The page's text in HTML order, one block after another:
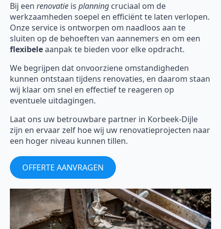
Bij een renovatie is planning cruciaal om de
werkzaamheden soepel en efficiënt te laten verlopen.
Onze service is ontworpen om naadloos aan te
sluiten op de behoeften van aannemers en om een
flexibeleaanpak te bieden voor elke opdracht.
We begrijpen dat onvoorziene omstandigheden
kunnen ontstaan tijdens renovaties, en daarom staan
wij klaar om snel en effectief te reageren op
eventuele uitdagingen.
Laat ons uw betrouwbare partner in Korbeek-Dijle
zijn en ervaar zelf hoe wij uw renovatieprojecten naar
een hoger niveau kunnen tillen.
OFFERTE AANVRAGEN